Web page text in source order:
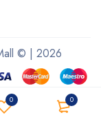
0 0
© | 2026